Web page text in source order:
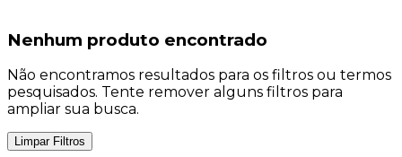
Nenhum produto encontrado
Não encontramos resultados para os filtros ou termos
pesquisados. Tente remover alguns filtros para
ampliar sua busca.
Limpar Filtros